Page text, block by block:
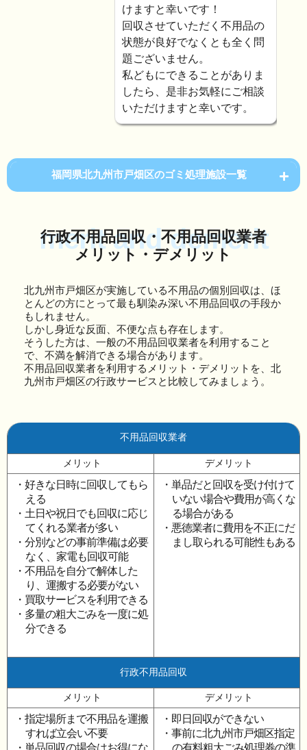
けますと幸いです！
回収させていただく不用品の
状態が良好でなくとも全く問
題ございません。
私どもにできることがありま
したら、是非お気軽にご相談
いただけますと幸いです。
福岡県北九州市戸畑区のゴミ処理施設一覧
merit and demerit
行政不用品回収・不用品回収業者
メリット・デメリット
北九州市戸畑区が実施している不用品の個別回収は、ほ
とんどの方にとって最も馴染み深い不用品回収の手段か
もしれません。
しかし身近な反面、不便な点も存在します。
そうした方は、一般の不用品回収業者を利用すること
で、不満を解消できる場合があります。
不用品回収業者を利用するメリット・デメリットを、北
九州市戸畑区の行政サービスと比較してみましょう。
不用品回収業者
メリット デメリット
・好きな日時に回収してもら
える
・土日や祝日でも回収に応じ
てくれる業者が多い
・分別などの事前準備は必要
なく、家電も回収可能
・不用品を自分で解体した
り、運搬する必要がない
・買取サービスを利用できる
・多量の粗大ごみを一度に処
分できる
・単品だと回収を受け付けて
いない場合や費用が高くな
る場合がある
・悪徳業者に費用を不正にだ
まし取られる可能性もある
行政不用品回収
メリット デメリット
・指定場所まで不用品を運搬
すれば立会い不要
・即日回収ができない
・事前に北九州市戸畑区指定